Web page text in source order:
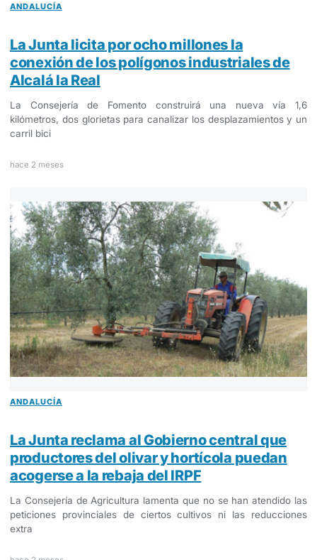
ANDALUCÍA
La Junta licita por ocho millones la
conexión de los polígonos industriales de
Alcalá la Real
La Consejería de Fomento construirá una nueva vía 1,6
kilómetros, dos glorietas para canalizar los desplazamientos y un
carril bici
hace 2 meses
ANDALUCÍA
La Junta reclama al Gobierno central que
productores del olivar y hortícola puedan
acogerse a la rebaja del IRPF
La Consejería de Agricultura lamenta que no se han atendido las
peticiones provinciales de ciertos cultivos ni las reducciones
extra